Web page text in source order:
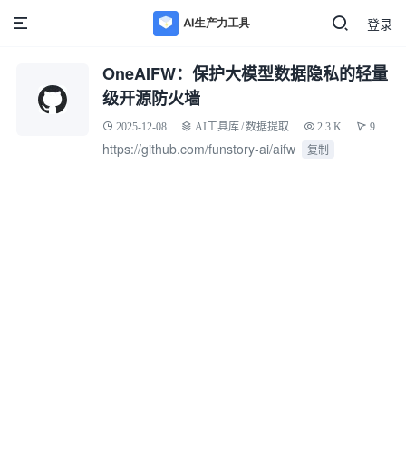
登录
OneAIFW：保护大模型数据隐私的轻量
级开源防火墙
2025-12-08 AI工具库/数据提取 2.3 K 9
https://github.com/funstory-ai/aifw 复制